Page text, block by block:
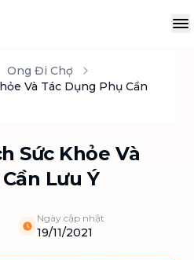
Ong Đi Chợ
Và Tác Dụng Phụ Cần
Sức Khỏe Và
Lưu Ý
Ngày cập nhật
19/11/2021